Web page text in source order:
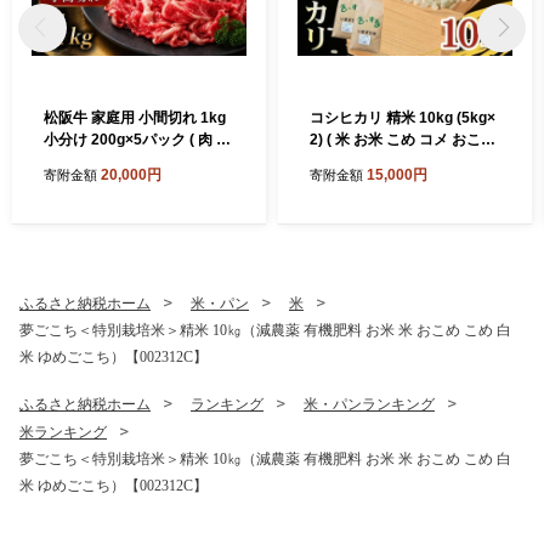
松阪牛 家庭用 小間切れ 1kg
小分け 200g×5パック ( 肉 牛
牛 松阪牛 松坂牛 小間切れ こ
02361A】
寄附金額 20,000円
コシヒカリ 精米 10kg (5kg×
2) ( 米 お米 こめ コメ おこめ
カリ 令和7年産コシヒカリ 松
寄附金額 15,000円
ふるさと納税ホーム 米・パン
米
夢ごこち＜特別栽培米＞精米 10㎏（減農薬 有機肥料 お米 米 おこめ こめ 白
米 ゆめごこち）【002312C】
ふるさと納税ホーム ランキング
米・パンランキング
米ランキング
夢ごこち＜特別栽培米＞精米 10㎏（減農薬 有機肥料 お米 米 おこめ こめ 白
米 ゆめごこち）【002312C】